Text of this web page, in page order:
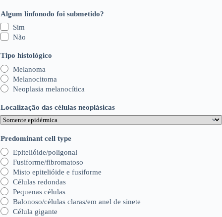
Algum linfonodo foi submetido?
Sim
Não
Tipo histológico
Melanoma
Melanocitoma
Neoplasia melanocítica
Localização das células neoplásicas
Predominant cell type
Epitelióide/poligonal
Fusiforme/fibromatoso
Misto epitelióide e fusiforme
Células redondas
Pequenas células
Balonoso/células claras/em anel de sinete
Célula gigante